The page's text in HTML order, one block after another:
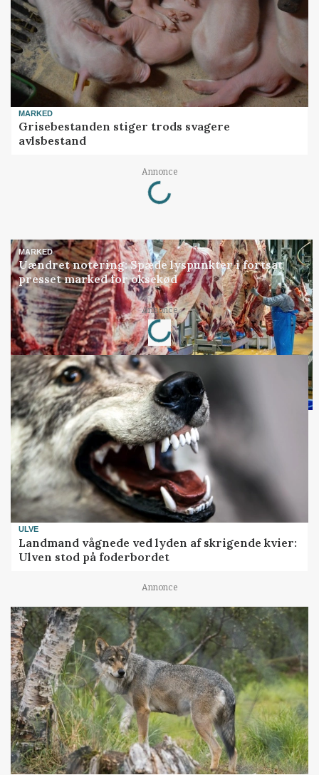
MARKED
Grisebestanden stiger trods svagere
avlsbestand
Annonce
Loading...
MARKED
Uændret notering: Spæde lyspunkter i fortsat
presset marked for oksekød
Annonce
Loading...
ULVE
Landmand vågnede ved lyden af skrigende kvier:
Ulven stod på foderbordet
Annonce